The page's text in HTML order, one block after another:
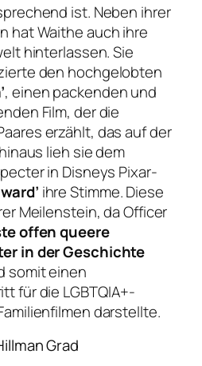
ist. Neben ihrer
hat Waithe auch ihre
hinterlassen. Sie
den hochgelobten
, einen packenden und
Film, der die
erzählt, das auf der
lieh sie dem
in Disneys Pixar-
ihre Stimme. Diese
Meilenstein, da Officer
offen queere
in der Geschichte
somit einen
für die LGBTQIA+-
darstellte.
Grad